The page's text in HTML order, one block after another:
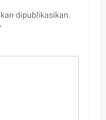
dipublikasikan.